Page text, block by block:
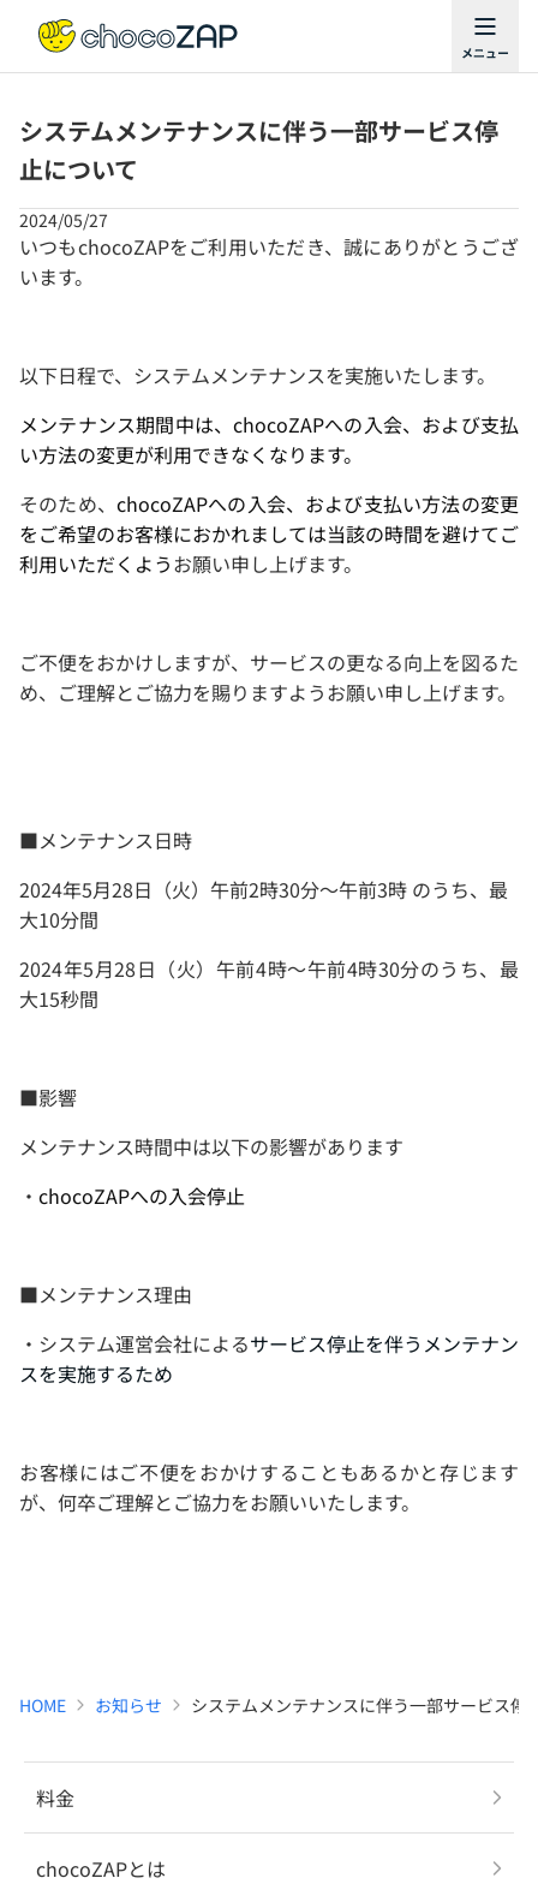
システムメンテナンスに伴う一部サービス停
止について
2024/05/27
いつもchocoZAPをご利用いただき、誠にありがとうござ
います。
以下日程で、システムメンテナンスを実施いたします。
メンテナンス期間中は、chocoZAPへの入会、および支払
い方法の変更が利用できなくなります。
そのため、 chocoZAPへの入会、および支払い方法の変更
をご希望のお客様におかれましては当該の時間を避けてご
利用いただくようお願い申し上げます。
ご不便をおかけしますが、サービスの更なる向上を図るた
め、ご理解とご協力を賜りますようお願い申し上げます。
■メンテナンス日時
2024年5月28日（火）午前2時30分～午前3時 のうち、最
大10分間
2024年5月28日（火）午前4時～午前4時30分のうち、最
大15秒間
■影響
メンテナンス時間中は以下の影響があります
・ chocoZAPへの入会停止
■メンテナンス理由
・システム運営会社によるサービス停止を伴うメンテナン
スを実施するため
お客様にはご不便をおかけすることもあるかと存じます
が、何卒ご理解とご協力をお願いいたします。
HOME お知らせ システムメンテナンスに伴う一部サービス停
料金
chocoZAPとは